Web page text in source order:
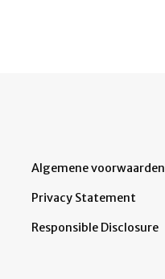
Algemene voorwaarden
Privacy Statement
Responsible Disclosure